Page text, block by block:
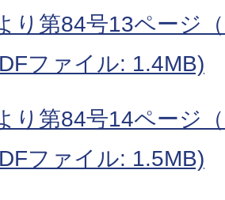
り第84号13ページ
ファイル: 1.4MB)
り第84号14ページ
ファイル: 1.5MB)